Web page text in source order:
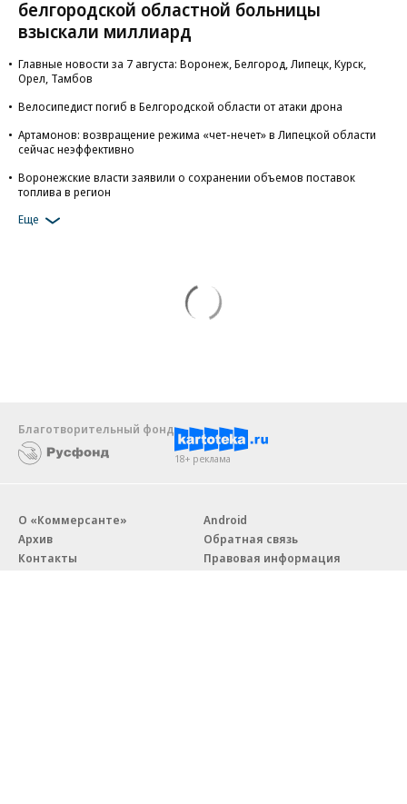
белгородской областной больницы
взыскали миллиард
Главные новости за 7 августа: Воронеж, Белгород, Липецк, Курск,
Орел, Тамбов
Велосипедист погиб в Белгородской области от атаки дрона
Артамонов: возвращение режима «чет-нечет» в Липецкой области
сейчас неэффективно
Воронежские власти заявили о сохранении объемов поставок
топлива в регион
Еще
Благотворительный фонд
18+ реклама
О «Коммерсанте»
Архив
Контакты
Android
Обратная связь
Правовая информация